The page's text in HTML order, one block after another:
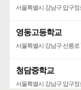
서울특별시 강남구 압구정
영동고등학교
서울특별시 강남구 선릉로
청담중학교
서울특별시 강남구 압구